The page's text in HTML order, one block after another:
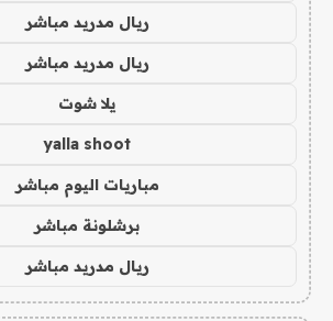
ريال مدريد مباشر
ريال مدريد مباشر
يلا شوت
yalla shoot
مباريات اليوم مباشر
برشلونة مباشر
ريال مدريد مباشر